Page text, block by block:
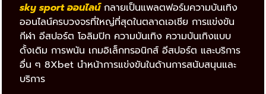
sky sport ออนไลน์ กลายเป็นแพลตฟอร์มความบันเทิง
ออนไลน์ครบวงจรที่ใหญ่ที่สุดในตลาดเอเชีย การแข่งขัน
กีฬา อีสปอร์ต โอลิมปิก ความบันเทิง ความบันเทิงแบบ
ดั้งเดิม การพนัน เกมอิเล็กทรอนิกส์ อีสปอร์ต และบริการ
อื่น ๆ 8Xbet นำหน้าการแข่งขันในด้านการสนับสนุนและ
บริการ